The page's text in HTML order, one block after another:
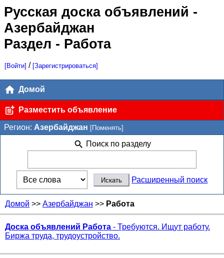
Русская доска объявлений -
Азербайджан
Раздел - Работа
[Войти] / [Зарегистрироваться]
Домой
Разместить объявление
Регион: Азербайджан [Поменять]
Поиск по разделу
Расширенный поиск
Домой >> Азербайджан >> Работа
Доска объявлений Работа - Требуются. Ищут работу.
Биржа труда, трудоустройство.